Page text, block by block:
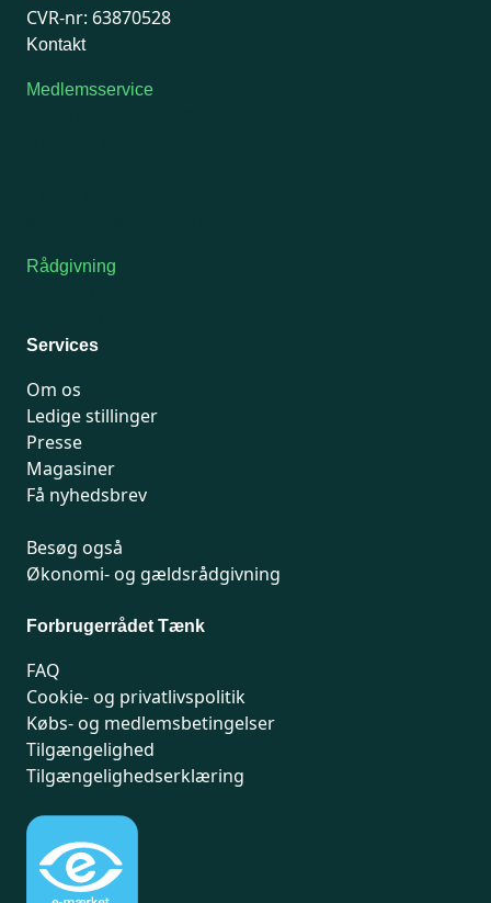
CVR-nr: 63870528
Kontakt
Medlemsservice
Rådgivning
Services
Om os
Ledige stillinger
Presse
Magasiner
Få nyhedsbrev
Besøg også
Økonomi- og gældsrådgivning
Forbrugerrådet Tænk
FAQ
Cookie- og privatlivspolitik
Købs- og medlemsbetingelser
Tilgængelighed
Tilgængelighedserklæring